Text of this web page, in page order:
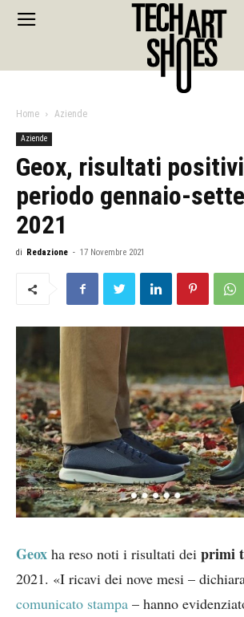
Home Aziende
Aziende
Geox, risultati
periodo gennaio-
2021
di Redazione - 17 Novembre 2021
Geox ha reso noti i risultati dei primi
2021. «I ricavi dei nove mesi –
comunicato stampa – hanno